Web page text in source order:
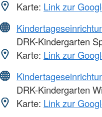
Karte: Link zur
DRK-Kindergarten
Karte: Link zur
DRK-Kindergarten
Karte: Link zur